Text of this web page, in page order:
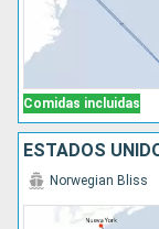
Comidas incluidas
Norwegian Bliss